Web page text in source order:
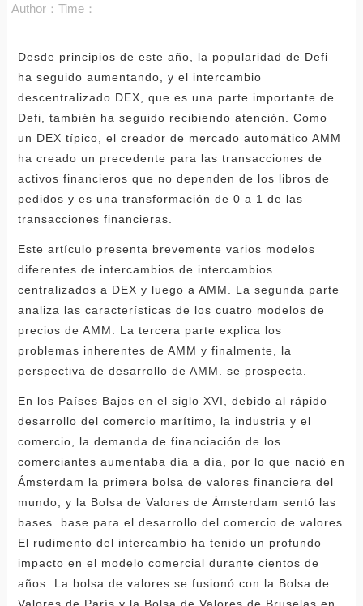
Author： Time：
Desde principios de este año, la popularidad de Defi
ha seguido aumentando, y el intercambio
descentralizado DEX, que es una parte importante de
Defi, también ha seguido recibiendo atención. Como
un DEX típico, el creador de mercado automático AMM
ha creado un precedente para las transacciones de
activos financieros que no dependen de los libros de
pedidos y es una transformación de 0 a 1 de las
transacciones financieras.
Este artículo presenta brevemente varios modelos
diferentes de intercambios de intercambios
centralizados a DEX y luego a AMM. La segunda parte
analiza las características de los cuatro modelos de
precios de AMM. La tercera parte explica los
problemas inherentes de AMM y finalmente, la
perspectiva de desarrollo de AMM. se prospecta.
En los Países Bajos en el siglo XVI, debido al rápido
desarrollo del comercio marítimo, la industria y el
comercio, la demanda de financiación de los
comerciantes aumentaba día a día, por lo que nació en
Ámsterdam la primera bolsa de valores financiera del
mundo, y la Bolsa de Valores de Ámsterdam sentó las
bases. base para el desarrollo del comercio de valores
El rudimento del intercambio ha tenido un profundo
impacto en el modelo comercial durante cientos de
años. La bolsa de valores se fusionó con la Bolsa de